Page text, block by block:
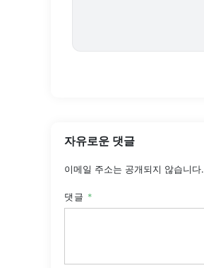
자유로운 댓글
이메일 주소는 공개되지 않습니다.
댓글 *